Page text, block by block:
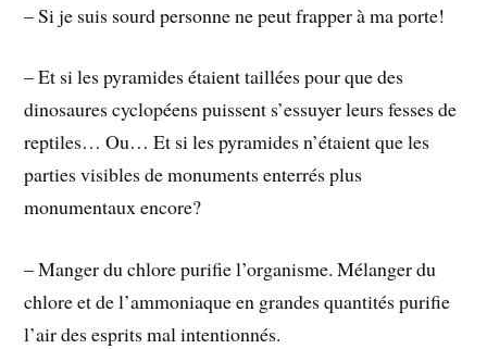
– Si je suis sourd personne ne peut frapper à ma porte!
– Et si les pyramides étaient taillées pour que des
dinosaures cyclopéens puissent s’essuyer leurs fesses de
reptiles… Ou… Et si les pyramides n’étaient que les
parties visibles de monuments enterrés plus
monumentaux encore?
– Manger du chlore purifie l’organisme. Mélanger du
chlore et de l’ammoniaque en grandes quantités purifie
l’air des esprits mal intentionnés.